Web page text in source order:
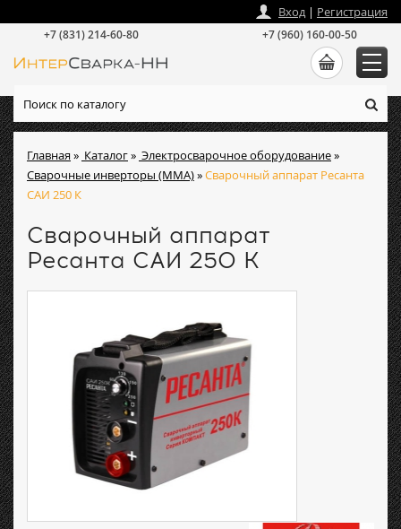
Главная» Каталог» Электросварочное оборудование»
Сварочные инверторы (ММА)»Сварочный аппарат Ресанта
САИ 250 К
Сварочный аппарат
Ресанта САИ 250 К
Вход| Регистрация
+7 (831) 214-60-80 +7 (960) 160-00-50